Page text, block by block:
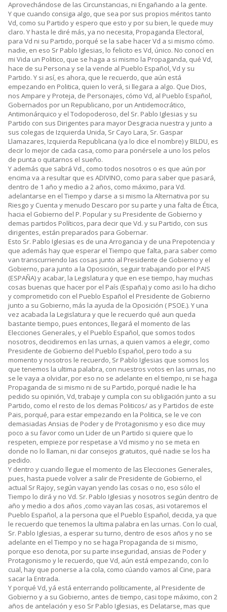
Aprovechándose de las Circunstancias, ni Engañando a la gente.
Y que cuando consiga algo, que sea por sus propios méritos tanto
Vd, como su Partido y espero que esto y por su bien, le quede muy
claro. Y hasta le diré más, ya no necesita, Propaganda Electoral,
para Vd ni su Partido, porqué se la sabe hacer Vd a si mismo cómo.
nadie, en eso Sr Pablo Iglesias, lo felicito es Vd, único. No conocí en
mi Vida un Politico, que se haga a si mismo la Propaganda, qué Vd,
hace de su Persona y se la vende al Pueblo Español, Vd y su
Partido. Y si así, es ahora, que le recuerdo, que aún está
empezando en Politica, quien lo verá, si llegara a algo. Que Dios,
nos Ampare y Proteja, de Personajes, cómo Vd, al Pueblo Español,
Gobernados por un Republicano, por un Antidemocrático,
Antimonárquico y el Todopoderoso, del Sr. Pablo Iglesias y su
Partido con sus Dirigentes para mayor Desgracia nuestra y junto a
sus colegas de Izquierda Unida, Sr Cayo Lara, Sr. Gaspar
Llamazares, Izquierda Republicana (ya lo dice el nombre) y BILDU, es
decir lo mejor de cada casa, como para ponérsele a uno los pelos
de punta o quitarnos el sueño.
Y además que sabrá Vd., como todos nosotros o es que aún por
encima va a resultar que es ADIVINO, como para saber que pasará,
dentro de 1 año y medio a 2 años, como máximo, para Vd.
adelantarse en el Tiempo y darse a si mismo la Alternativa por su
Riesgo y Cuenta y menudo Descaro por su parte y una falta de Ética,
hacia el Gobierno del P. Popular y su Presidente de Gobierno y
demas partidos Políticos, para decir que Vd. y su Partido, con sus
dirigentes, están preparados para Gobernar.
Esto Sr. Pablo Iglesias es de una Arrogancia y de una Prepotencia y
que además hay que esperar el Tiempo que falta, para saber como
van transcurriendo las cosas junto al Presidente de Gobierno y el
Gobierno, para junto a la Oposición, seguir trabajando por el PAIS
(ESPAÑA) y acabar, la Legislatura y que en ese tiempo, hay muchas
cosas buenas que hacer por el País (España) y como asi lo ha dicho
y comprometido con el Pueblo Español el Presidente de Gobierno
junto a su Gobierno, más la ayuda de la Oposición ( PSOE.). Y una
vez acabada la Legislatura y que le recuerdo qué aun queda
bastante tiempo, pues entonces, llegará el momento de las
Elecciones Generales, y el Pueblo Español, que somos todos
nosotros, decidiremos en las urnas, a quien vamos a elegir, como
Presidente de Gobierno del Pueblo Español, pero todo a su
momento y nosotros le recuerdo, Sr Pablo Iglesias que somos los
que tenemos la ultima palabra, con nuestros votos en las urnas, no
se le vaya a olvidar, por eso no se adelante en el tiempo, ni se haga
Propaganda de si mismo ni de su Partido, porqué nadie le ha
pedido su opinión, Vd, trabaje y cumpla con su obligación junto a su
Partido, como el resto de los demas Politicos/ as y Partidos de este
Pais, porqué, para estar empezando en la Politica, se le ve con
demasiadas Ansias de Poder y de Protagonismo y eso dice muy
poco a su favor como un Lider de un Partido si quiere que lo
respeten, empieze por respetase a Vd mismo y no se meta en
donde no lo llaman, ni dar consejos gratuitos, qué nadie se los ha
pedido.
Y dentro y cuando llegue el momento de las Elecciones Generales,
pues, hasta puede volver a salir de Presidente de Gobierno, el
actual Sr Rajoy, según vayan yendo las cosas o no, eso sólo el
Tiempo lo dirá y no Vd. Sr. Pablo Iglesias y nosotros según dentro de
año y medio a dos años ,como vayan las cosas, asi votaremos el
Pueblo Español, a la persona que el Pueblo Español, decida, ya que
le recuerdo que tenemos la ultima palabra en las urnas. Con lo cual,
Sr. Pablo Iglesias, a esperar su turno, dentro de esos años y no se
adelante en el Tiempo y no se haga Propaganda de si mismo,
porque eso denota, por su parte inseguridad, ansias de Poder y
Protagonismo y le recuerdo, que Vd, aún está empezando, con lo
cual, hay que ponerse a la cola, como cúando vamos al Cine, para
sacar la Entrada.
Y porqué Vd, yá está enterrando políticamente, al Presidente de
Gobierno y a su Gobierno, antes de tiempo, casi tope máximo, con 2
años de antelación y eso Sr Pablo Iglesias, es Delatarse, mas que